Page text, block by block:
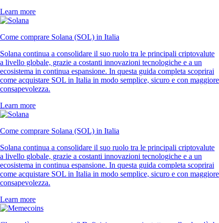
Learn more
Come comprare Solana (SOL) in Italia
Solana continua a consolidare il suo ruolo tra le principali criptovalute
a livello globale, grazie a costanti innovazioni tecnologiche e a un
ecosistema in continua espansione. In questa guida completa scoprirai
come acquistare SOL in Italia in modo semplice, sicuro e con maggiore
consapevolezza.
Learn more
Come comprare Solana (SOL) in Italia
Solana continua a consolidare il suo ruolo tra le principali criptovalute
a livello globale, grazie a costanti innovazioni tecnologiche e a un
ecosistema in continua espansione. In questa guida completa scoprirai
come acquistare SOL in Italia in modo semplice, sicuro e con maggiore
consapevolezza.
Learn more